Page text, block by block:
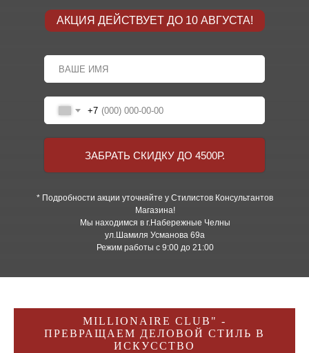
АКЦИЯ ДЕЙСТВУЕТ ДО 10 АВГУСТА!
* Подробности акции уточняйте у Стилистов Консультантов
Магазина!
Мы находимся в г.Набережные Челны
ул.Шамиля Усманова 69а
Режим работы с 9:00 до 21:00
+7
ЗАБРАТЬ СКИДКУ ДО 4500Р.
MILLIONAIRE CLUB" -
ПРЕВРАЩАЕМ ДЕЛОВОЙ СТИЛЬ В
ИСКУССТВО